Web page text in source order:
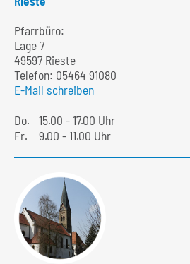
Pfarrbüro:
Lage 7
49597 Rieste
Telefon: 05464 91080
E-Mail schreiben
Do.
15.00 - 17.00 Uhr
Fr.
9.00 - 11.00 Uhr